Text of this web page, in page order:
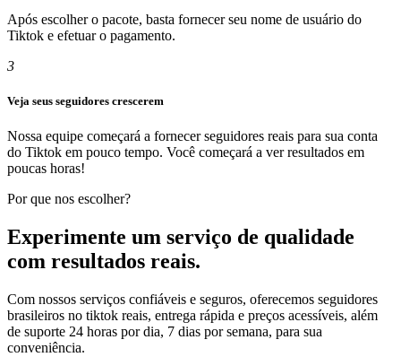
Após escolher o pacote, basta fornecer seu nome de usuário do
Tiktok e efetuar o pagamento.
3
Veja seus seguidores crescerem
Nossa equipe começará a fornecer seguidores reais para sua conta
do Tiktok em pouco tempo. Você começará a ver resultados em
poucas horas!
Por que nos escolher?
Experimente um serviço de qualidade
com resultados reais.
Com nossos serviços confiáveis ​​e seguros, oferecemos seguidores
brasileiros no tiktok reais, entrega rápida e preços acessíveis, além
de suporte 24 horas por dia, 7 dias por semana, para sua
conveniência.